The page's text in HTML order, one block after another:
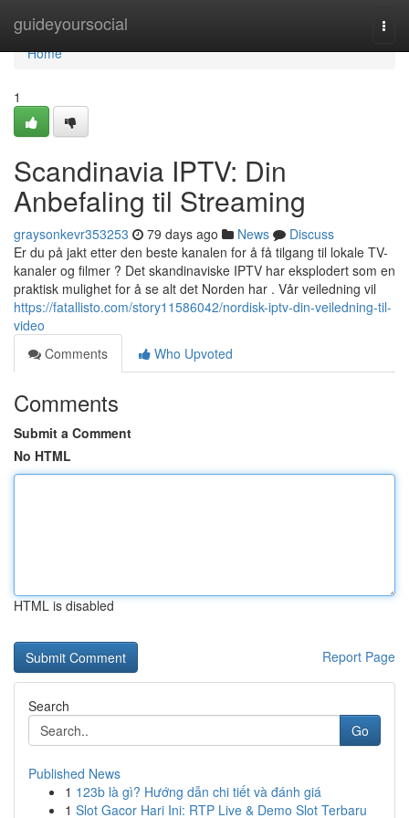
guideyoursocial
Home
Home
1
Scandinavia IPTV: Din
Anbefaling til Streaming
graysonkevr353253 79 days ago News
Discuss
Er du på jakt etter den beste kanalen for å få tilgang til lokale TV-
kanaler og filmer ? Det skandinaviske IPTV har eksplodert som en
praktisk mulighet for å se alt det Norden har . Vår veiledning vil
https://fatallisto.com/story11586042/nordisk-iptv-din-veiledning-til-
video
Comments
Who Upvoted
Comments
Submit a Comment
No HTML
HTML is disabled
Report Page
Search
Go
Published News
1 123b là gì? Hướng dẫn chi tiết và đánh giá
1 Slot Gacor Hari Ini: RTP Live & Demo Slot Terbaru